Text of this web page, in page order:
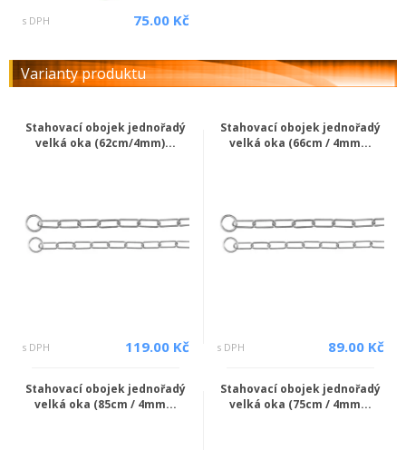
s DPH 75.00 Kč
Varianty produktu
Stahovací obojek jednořadý
velká oka (62cm/4mm)...
s DPH 119.00 Kč
Stahovací obojek jednořadý
velká oka (66cm / 4mm...
s DPH 89.00 Kč
Stahovací obojek jednořadý
velká oka (85cm / 4mm...
Stahovací obojek jednořadý
velká oka (75cm / 4mm...